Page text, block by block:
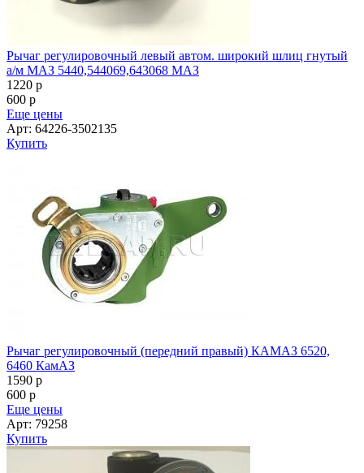
Рычаг регулировочный левый автом. широкий шлиц гнутый
а/м МАЗ 5440,544069,643068 МАЗ
1220 p
600 p
Еще цены
Арт: 64226-3502135
Купить
Рычаг регулировочный (передний правый) КАМАЗ 6520,
6460 КамАЗ
1590 p
600 p
Еще цены
Арт: 79258
Купить